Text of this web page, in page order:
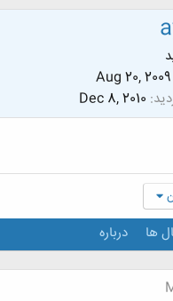
Aug 20, 2009
Dec 8, 2010
ها درباره